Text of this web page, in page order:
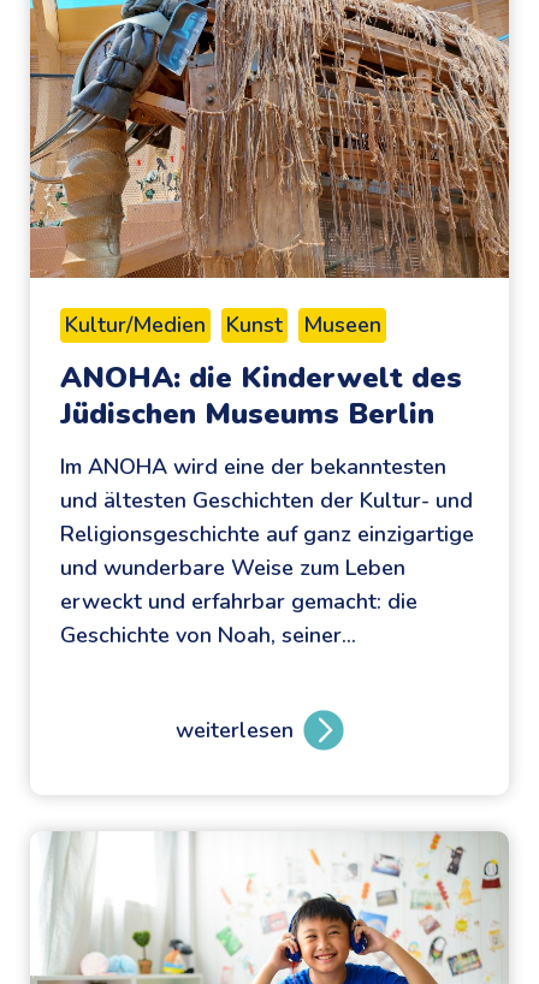
Kultur/Medien Kunst Museen
ANOHA: die Kinderwelt des
Jüdischen Museums Berlin
Im ANOHA wird eine der bekanntesten
und ältesten Geschichten der Kultur- und
Religionsgeschichte auf ganz einzigartige
und wunderbare Weise zum Leben
erweckt und erfahrbar gemacht: die
Geschichte von Noah, seiner…
weiterlesen
A
:
d